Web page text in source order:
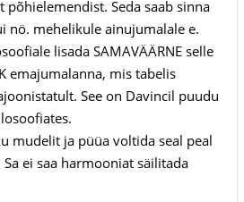
Seda saab sinna
nö. mehelikule ainujumalale e.
lisada SAMAVÄÄRNE selle
emajumalanna, mis tabelis
See on Davincil puudu
mudelit ja püüa voltida seal peal
ei saa harmooniat säilitada